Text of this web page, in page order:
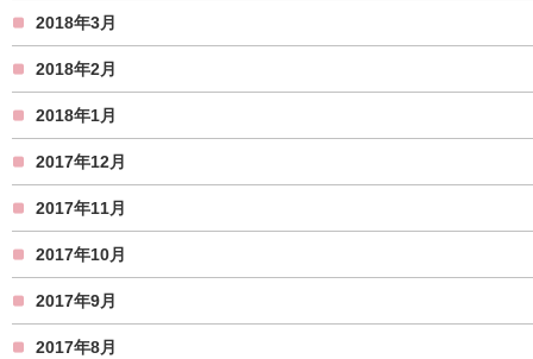
2018年3月
2018年2月
2018年1月
2017年12月
2017年11月
2017年10月
2017年9月
2017年8月